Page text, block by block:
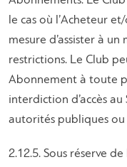
le cas où l’Acheteur
mesure d’assister à
restrictions. Le Club
Abonnement à toute
interdiction d’accès
autorités publiques
2.12.5. Sous réserve